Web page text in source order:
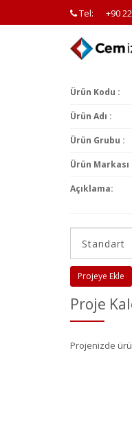
Tel: +90
Ürün Kodu :
Ürün Adı :
Ürün Grubu :
Ürün Markası
Açıklama:
Projeye Ekle
Proje
Projenizde